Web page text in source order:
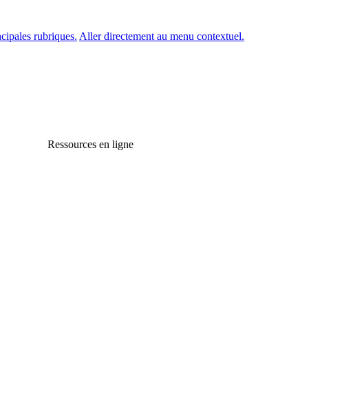
rubriques. Aller directement au menu contextuel.
Ressources en ligne